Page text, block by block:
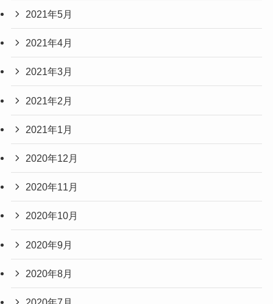
2021年5月
2021年4月
2021年3月
2021年2月
2021年1月
2020年12月
2020年11月
2020年10月
2020年9月
2020年8月